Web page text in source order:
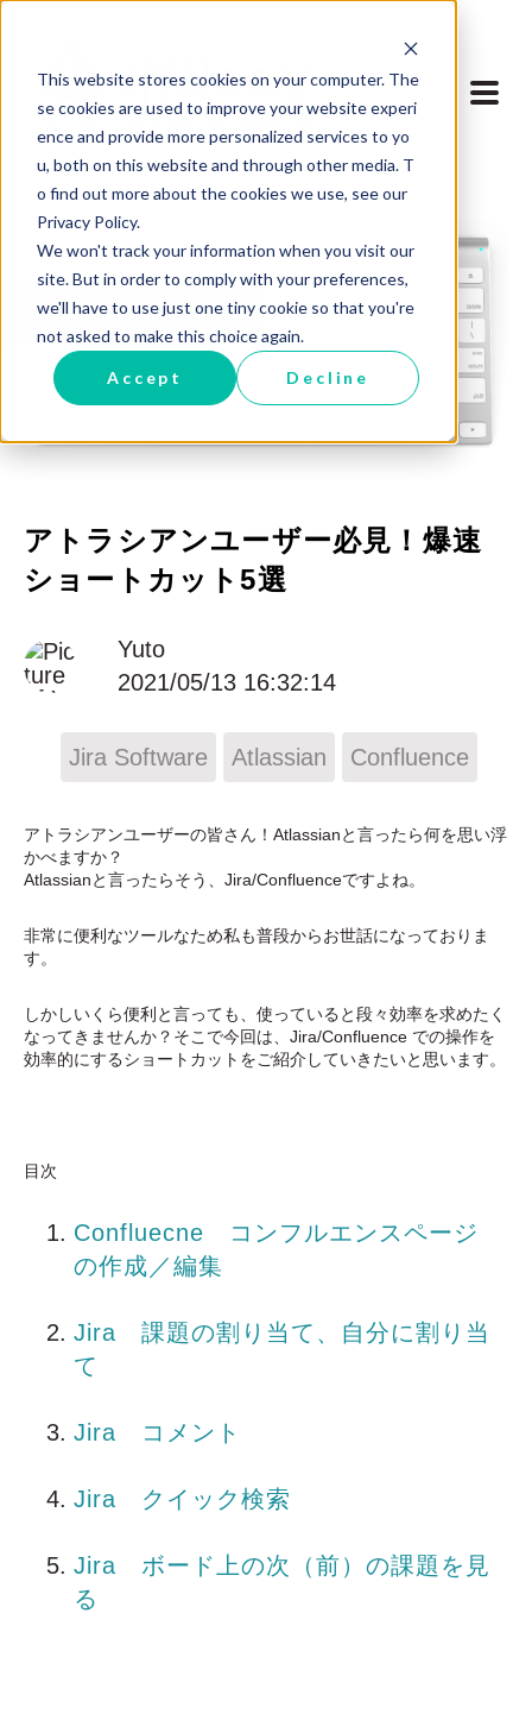
This website stores cookies on your computer. The
se cookies are used to improve your website experi
ence and provide more personalized services to yo
u, both on this website and through other media. T
o find out more about the cookies we use, see our
Privacy Policy.
We won't track your information when you visit our
site. But in order to comply with your preferences,
we'll have to use just one tiny cookie so that you're
not asked to make this choice again.
Accept Decline
ブログに戻る
アトラシアンユーザー必見！爆速
ショートカット5選
Yuto
2021/05/13 16:32:14
Jira Software Atlassian Confluence
アトラシアンユーザーの皆さん！Atlassianと言ったら何を思い浮
かべますか？
Atlassianと言ったらそう、Jira/Confluenceですよね。
非常に便利なツールなため私も普段からお世話になっておりま
す。
しかしいくら便利と言っても、使っていると段々効率を求めたく
なってきませんか？そこで今回は、Jira/Confluence での操作を
効率的にするショートカットをご紹介していきたいと思います。
目次
Confluecne コンフルエンスページ
の作成／編集
Jira 課題の割り当て、自分に割り当
て
Jira コメント
Jira クイック検索
Jira ボード上の次（前）の課題を見
る